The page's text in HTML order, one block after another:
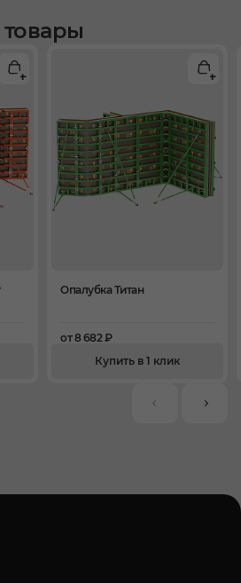
Опалубка Титан
от 8 682 ₽
Купить в 1 клик